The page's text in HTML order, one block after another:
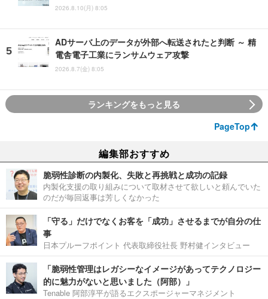
2026.8.10(月) 8:05
ADサーバ上のデータが外部へ転送されたと判断 ～ 精
電舎電子工業にランサムウェア攻撃
2026.8.7(金) 8:05
ランキングをもっと見る
PageTop
編集部おすすめ
脆弱性診断の内製化、失敗と再挑戦と成功の記録
内製化支援の取り組みについて取材させて欲しいと頼んでいた
のだが毎回返事は芳しくなかった
「守る」だけでなくお客を「成功」させるまでが自分の仕
事
日本プルーフポイント 代表取締役社長 野村健インタビュー
「脆弱性管理はレガシーなイメージがあってテクノロジー
的に魅力がないと思いました（阿部）」
Tenable 阿部淳平が語るエクスポージャーマネジメント